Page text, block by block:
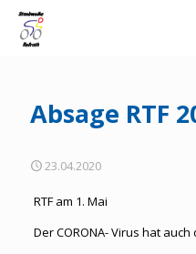
Absage RTF
23.04.2020
RTF am 1. Mai
Der CORONA- Virus hat